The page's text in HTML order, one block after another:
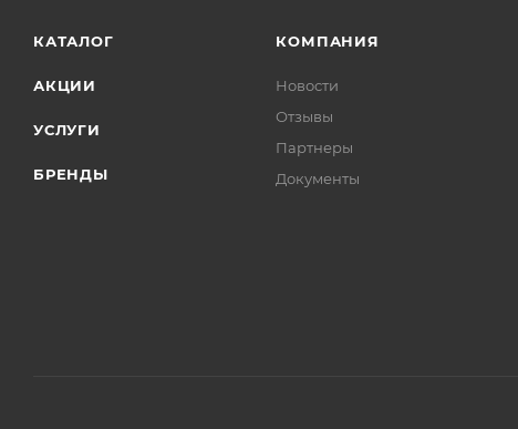
КАТАЛОГ
АКЦИИ
УСЛУГИ
БРЕНДЫ
КОМПАНИЯ
Новости
Отзывы
Партнеры
Документы